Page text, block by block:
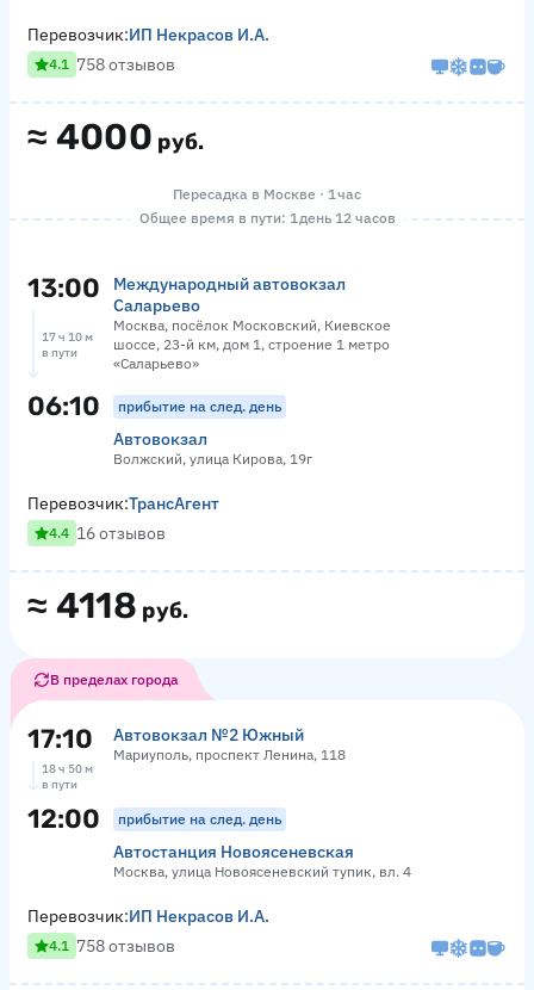
≈ 4000 руб.
Перевозчик:ИП Некрасов И.А.
4.1 758 отзывов
Пересадка в Москве · 1 час
Общее время в пути: 1 день 12 часов
13:00
Международный автовокзал
Саларьево
Москва, посёлок Московский, Киевское
шоссе, 23-й км, дом 1, строение 1 метро
«Саларьево»
17 ч 10 м
в пути
06:10 прибытие на след. день
Автовокзал
Волжский, улица Кирова, 19г
≈ 4118 руб.
Перевозчик:ТрансАгент
4.4 16 отзывов
В пределах города
17:10 Автовокзал №2 Южный
Мариуполь, проспект Ленина, 118
18 ч 50 м
в пути
12:00 прибытие на след. день
Автостанция Новоясеневская
Москва, улица Новоясеневский тупик, вл. 4
Перевозчик:ИП Некрасов И.А.
4.1 758 отзывов